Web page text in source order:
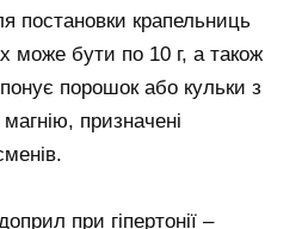
постановки крапельниць
може бути по 10 г, а також
порошок або кульки з
призначені
при гіпертонії –